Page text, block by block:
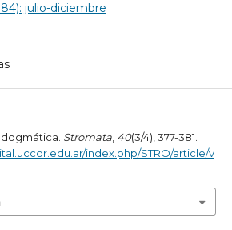
julio-diciembre
dogmática. Stromata, 40(3/4), 377-381.
index.php/STRO/article/v